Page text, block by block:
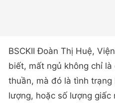
BSCKII Đoàn Thị Huệ,
biết, mất ngủ không chỉ
thuần, mà đó là tình
lượng, hoặc số lượng